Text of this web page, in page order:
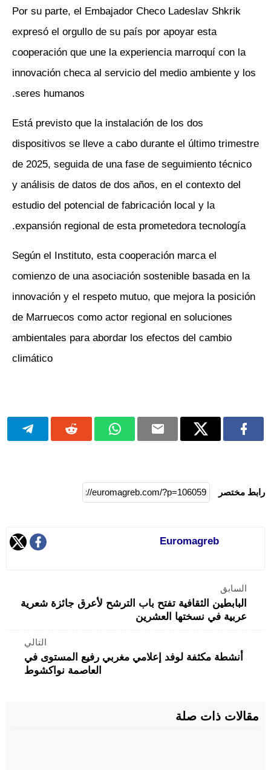
Por su parte, el Embajador Checo Ladeslav Shkrik
expresó el orgullo de su país por apoyar esta
cooperación que une la experiencia marroquí con la
innovación checa al servicio del medio ambiente y los
seres humanos.
Está previsto que la instalación de los dos
dispositivos se lleve a cabo durante el último trimestre
de 2025, seguida de una fase de seguimiento técnico
y análisis de datos de dos años, en el contexto del
estudio del potencial de fabricación local y la
expansión regional de esta prometedora tecnología.
Según el Instituto, esta cooperación marca el
comienzo de una asociación sostenible basada en la
innovación y el respeto mutuo, que mejora la posición
de Marruecos como actor regional en soluciones
ambientales para abordar los efectos del cambio
climático
رابط مختصر
Euromagreb
السابق
البابطين الثقافية تفتح باب الترشح لأعرق جائزة شعرية
عربية في نسختها العشرين
التالي
أنشطة مكثفة لوفد إعلامي مغربي رفيع المستوى في
العاصمة نواكشوط
مقالات ذات صلة